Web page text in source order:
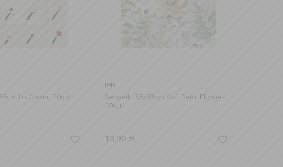
Ilo Cream 20szt.
IHR
Serwetki 33x33cm Soft Petal Flowers
20szt.
13,90 zł